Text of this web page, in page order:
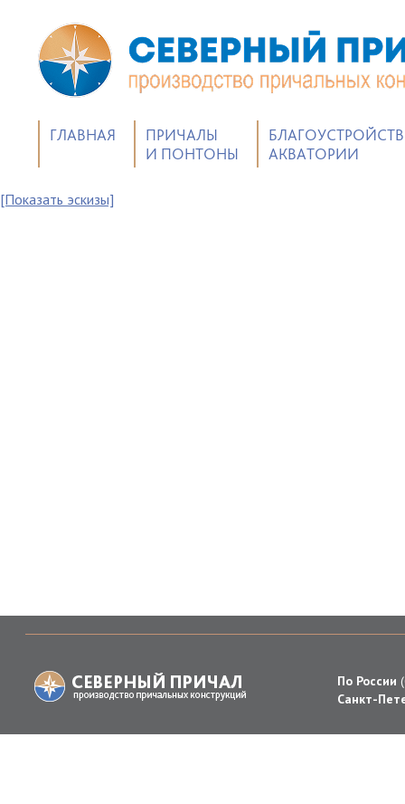
ГЛАВНАЯ
ПРИЧАЛЫ
И ПОНТОНЫ
АКВАТОРИИ
[Показать эскизы]
По России
Санкт-